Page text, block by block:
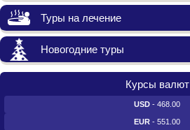
Туры на лечение
Новогодние туры
Курсы валют
USD - 468.00
EUR - 551.00